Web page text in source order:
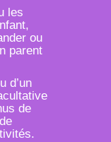
les
ou
parent
d’un
de